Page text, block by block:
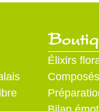
Élixirs